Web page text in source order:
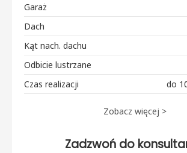
Garaż
Dach
Kąt nach. dachu
Odbicie lustrzane
Czas realizacji
do
Zobacz więcej >
Zadzwoń do